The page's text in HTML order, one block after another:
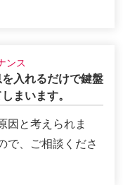
ンス
入れるだけで鍵盤
まいます。
因と考えられま
で、ご相談くださ